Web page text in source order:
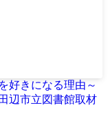
好きになる理由～
辺市立図書館取材